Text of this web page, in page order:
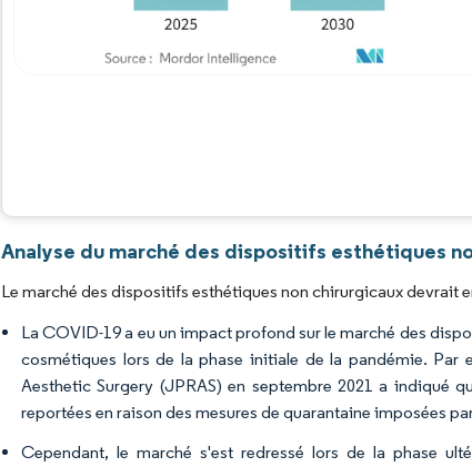
Analyse du marché des dispositifs esthétiques
Le marché des dispositifs esthétiques non chirurgicaux devrait
La COVID-19 a eu un impact profond sur le marché des
cosmétiques lors de la phase initiale de la pandémie.
Aesthetic Surgery (JPRAS) en septembre 2021 a indiqué
reportées en raison des mesures de quarantaine imposées
Cependant, le marché s'est redressé lors de la phase